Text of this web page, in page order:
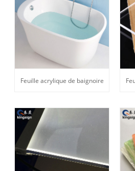
Feuille acrylique de baignoire